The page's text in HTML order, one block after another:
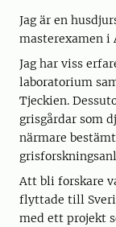
Jag är en
masterexamen i
Jag har viss
laboratorium
Tjeckien.
grisgårdar som
närmare
Att bli forskare
flyttade till
med ett projekt